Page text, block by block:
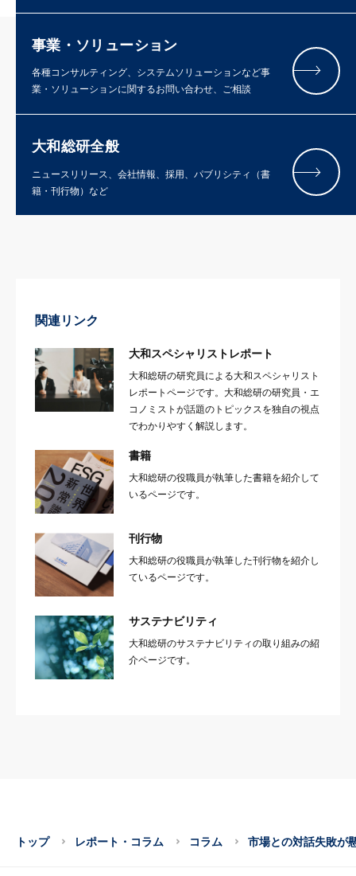
事業・ソリューション
各種コンサルティング、システムソリューションなど事
業・ソリューションに関するお問い合わせ、ご相談
大和総研全般
ニュースリリース、会社情報、採用、パブリシティ（書
籍・刊行物）など
関連リンク
大和スペシャリストレポート
大和総研の研究員による大和スペシャリスト
レポートページです。大和総研の研究員・エ
コノミストが話題のトピックスを独自の視点
でわかりやすく解説します。
書籍
大和総研の役職員が執筆した書籍を紹介して
いるページです。
刊行物
大和総研の役職員が執筆した刊行物を紹介し
ているページです。
サステナビリティ
大和総研のサステナビリティの取り組みの紹
介ページです。
トップ レポート・コラム コラム 市場との対話失敗が